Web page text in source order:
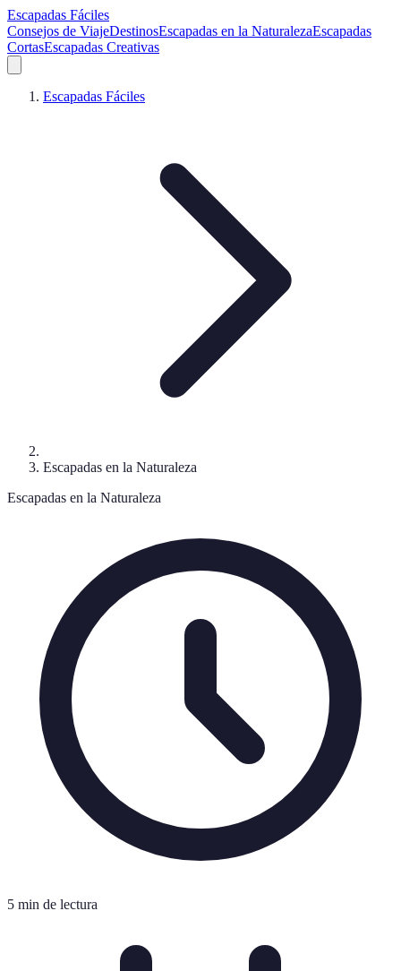
Escapadas Fáciles
Consejos de ViajeDestinosEscapadas en la NaturalezaEscapadas
CortasEscapadas Creativas
Escapadas Fáciles
Escapadas en la Naturaleza
Escapadas en la Naturaleza
5 min de lectura